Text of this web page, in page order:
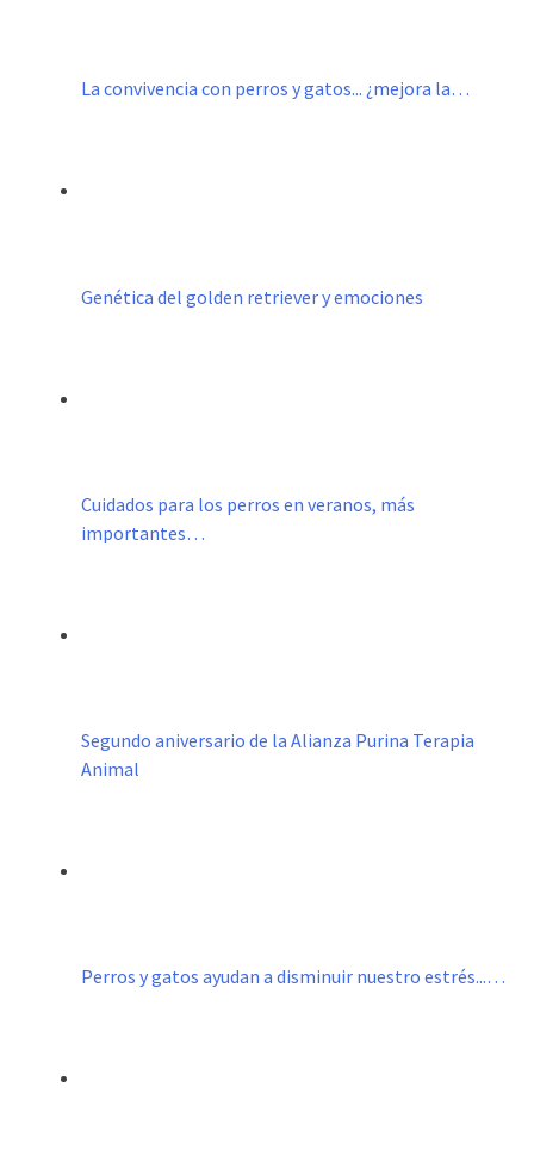
La convivencia con perros y gatos... ¿mejora la…
Genética del golden retriever y emociones
Cuidados para los perros en veranos, más
importantes…
Segundo aniversario de la Alianza Purina Terapia
Animal
Perros y gatos ayudan a disminuir nuestro estrés...…